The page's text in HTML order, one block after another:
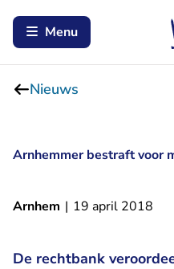
Menu
Nieuws
Arnhemmer bestraft voor
Arnhem | 19 april 2018
De rechtbank